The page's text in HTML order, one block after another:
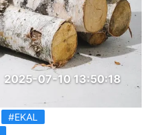
2025-07-10 13:50:18
#EKAL